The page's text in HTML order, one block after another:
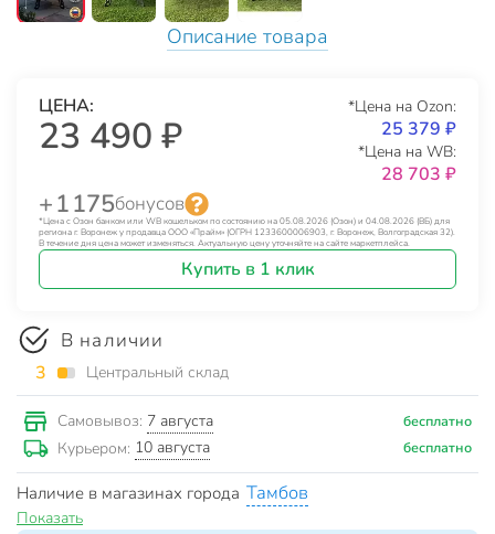
Описание товара
ЦЕНА:
23 490 ₽
*Цена на Ozon:
25 379 ₽
*Цена на WB:
28 703 ₽
+ 1 175бонусов
*Цена с Озон банком или WB кошельком по состоянию на 05.08.2026 (Озон) и 04.08.2026 (ВБ) для
региона г. Воронеж у продавца ООО «Прайм» (ОГРН 1233600006903, г. Воронеж, Волгоградская 32).
В течение дня цена может изменяться. Актуальную цену уточняйте на сайте маркетплейса.
Купить в 1 клик
В наличии
3 Центральный склад
Самовывоз: 7 августа бесплатно
Курьером: 10 августа бесплатно
Наличие в магазинах города Тамбов
Показать